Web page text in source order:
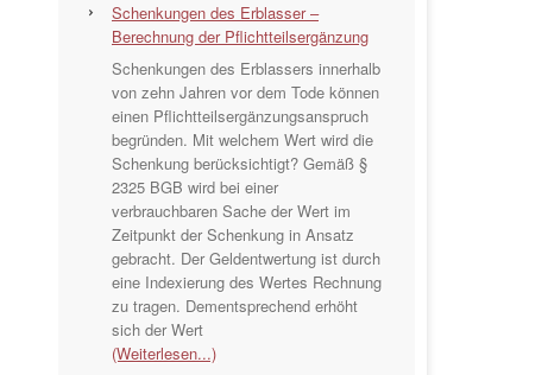
Schenkungen des Erblasser –
Berechnung der Pflichtteilsergänzung
Schenkungen des Erblassers innerhalb
von zehn Jahren vor dem Tode können
einen Pflichtteilsergänzungsanspruch
begründen. Mit welchem Wert wird die
Schenkung berücksichtigt? Gemäß §
2325 BGB wird bei einer
verbrauchbaren Sache der Wert im
Zeitpunkt der Schenkung in Ansatz
gebracht. Der Geldentwertung ist durch
eine Indexierung des Wertes Rechnung
zu tragen. Dementsprechend erhöht
sich der Wert
(Weiterlesen...)